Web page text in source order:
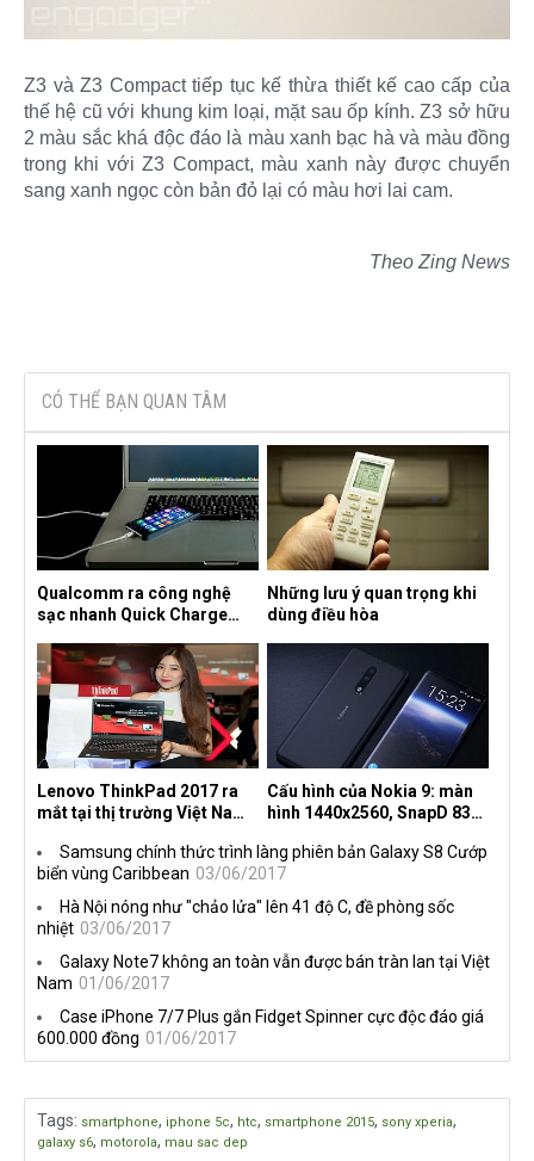
Z3 và Z3 Compact tiếp tục kế thừa thiết kế cao cấp của
thế hệ cũ với khung kim loại, mặt sau ốp kính. Z3 sở hữu
2 màu sắc khá độc đáo là màu xanh bạc hà và màu đồng
trong khi với Z3 Compact, màu xanh này được chuyển
sang xanh ngọc còn bản đỏ lại có màu hơi lai cam.
Theo Zing News
CÓ THỂ BẠN QUAN TÂM
Qualcomm ra công nghệ
sạc nhanh Quick Charge
Những lưu ý quan trọng khi
dùng điều hòa
Lenovo ThinkPad 2017 ra
mắt tại thị trường Việt Nam,
Cấu hình của Nokia 9: màn
hình 1440x2560, SnapD 835,
Samsung chính thức trình làng phiên bản Galaxy S8 Cướp
biển vùng Caribbean 03/06/2017
Hà Nội nóng như "chảo lửa" lên 41 độ C, đề phòng sốc
nhiệt 03/06/2017
Galaxy Note7 không an toàn vẫn được bán tràn lan tại Việt
Nam 01/06/2017
Case iPhone 7/7 Plus gắn Fidget Spinner cực độc đáo giá
600.000 đồng 01/06/2017
Tags: smartphone, iphone 5c, htc, smartphone 2015, sony xperia,
galaxy s6, motorola, mau sac dep